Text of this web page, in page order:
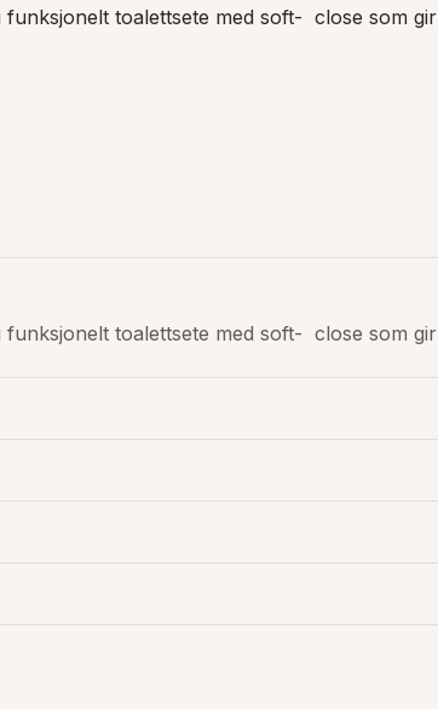
toalettsete med soft-  close som gir
toalettsete med soft-  close som gir